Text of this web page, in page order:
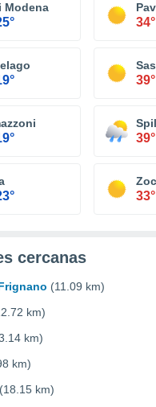
Modena
34°
39°
39°
33°
cercanas
(11.09 km)
km)
km)
km)
(18.15 km)